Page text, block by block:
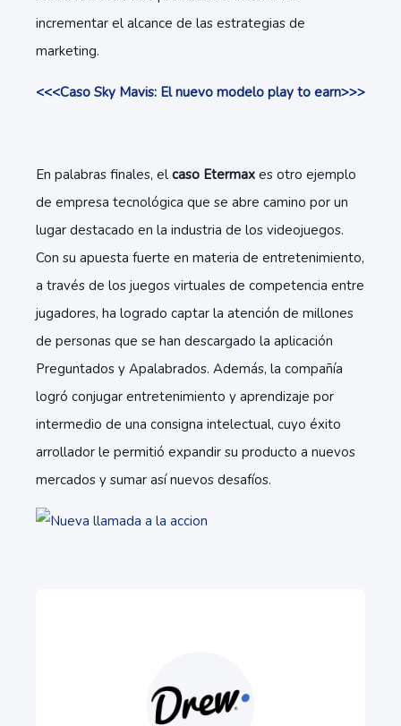
incrementar el alcance de las estrategias de
marketing.
<<<Caso Sky Mavis: El nuevo modelo play to earn>>>
En palabras finales, el caso Etermax es otro ejemplo
de empresa tecnológica que se abre camino por un
lugar destacado en la industria de los videojuegos.
Con su apuesta fuerte en materia de entretenimiento,
a través de los juegos virtuales de competencia entre
jugadores, ha logrado captar la atención de millones
de personas que se han descargado la aplicación
Preguntados y Apalabrados. Además, la compañía
logró conjugar entretenimiento y aprendizaje por
intermedio de una consigna intelectual, cuyo éxito
arrollador le permitió expandir su producto a nuevos
mercados y sumar así nuevos desafíos.